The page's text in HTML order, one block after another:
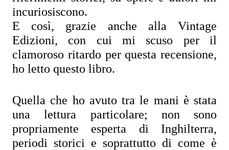
incuriosiscono.
E così, grazie anche alla Vintage
Edizioni, con cui mi scuso per il
clamoroso ritardo per questa recensione,
ho letto questo libro.
Quella che ho avuto tra le mani è stata
una lettura particolare; non sono
propriamente esperta di Inghilterra,
periodi storici e soprattutto di come è